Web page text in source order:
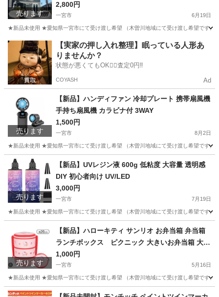
売ります
2,800円
一宮市 6月19日
★新品未使用 ★愛知県一宮市にて受け渡し希望 （木曽川地域にて受け渡し希望です
愛知 一宮市 その他
【実家の押し入れ整理】眠っている人形あ
りませんか？
状態が悪くてもOK🙆‍♀️査定0円‼️
COYASH Ad
売ります
【新品】ハンディファン 冷却プレート 携帯扇風機
手持ち扇風機 カラビナ付 3WAY
1,500円
一宮市 8月2日
★新品未使用 ★愛知県一宮市にて受け渡し希望 （木曽川地域にて受け渡し希望です
愛知 一宮市 その他
売ります
【新品】UVレジン液 600g 低粘度 大容量 透明感
DIY 初心者向け UV/LED
3,000円
一宮市 7月19日
★新品未使用 ★愛知県一宮市にて受け渡し希望 （木曽川地域にて受け渡し希望です
その他
売ります
【新品】ハローキティ サンリオ お弁当箱 弁当箱
ランチボックス ピクニック 大きいお弁当箱 大容
量
1,000円
一宮市 5月16日
★新品未使用 ★愛知県一宮市にて受け渡し希望 （木曽川地域にて受け渡し希望です
愛知 一宮市 その他 弁当箱